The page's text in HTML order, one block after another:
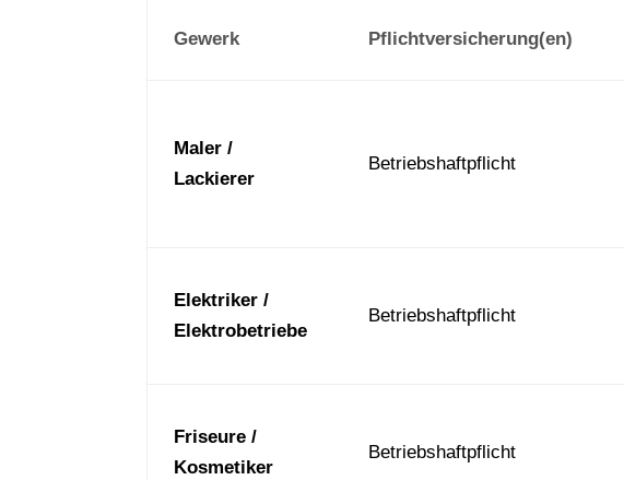
Gewerk Pflichtversicherung(en)
Maler /
Lackierer
Betriebshaftpflicht
Elektriker /
Elektrobetriebe
Betriebshaftpflicht
Friseure /
Kosmetiker
Betriebshaftpflicht